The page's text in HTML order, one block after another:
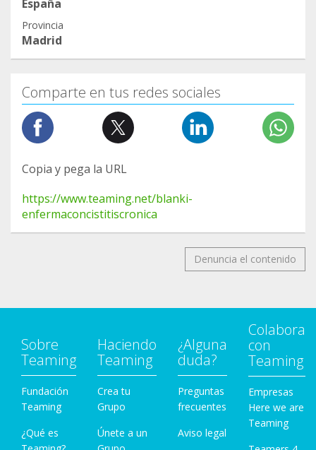
España
Provincia
Madrid
Comparte en tus redes sociales
Copia y pega la URL
https://www.teaming.net/blanki-
enfermaconcistitiscronica
Denuncia el contenido
Sobre
Teaming
Fundación
Teaming
¿Qué es
Haciendo
Teaming
Crea tu
Grupo
Únete a un
¿Alguna
duda?
Preguntas
frecuentes
Aviso legal
Colabora
con
Teaming
Empresas
Here we are
Teaming